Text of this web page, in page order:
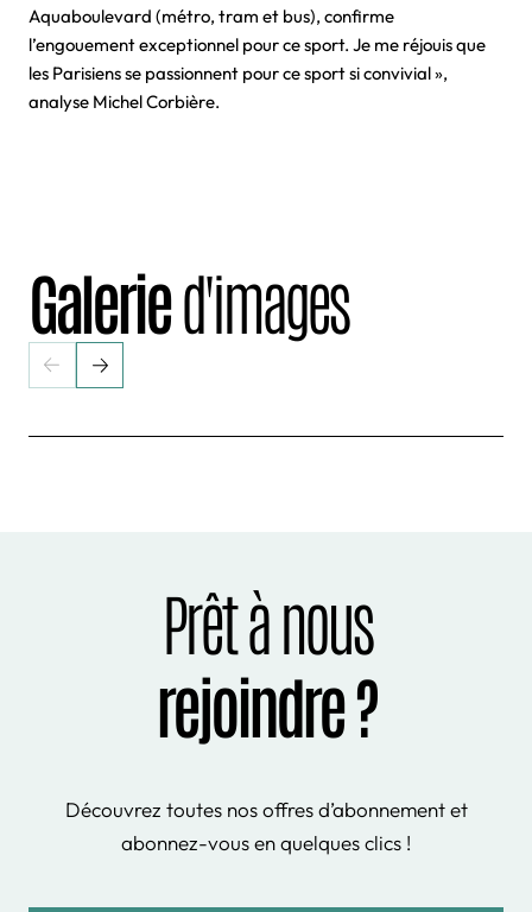
Aquaboulevard (métro, tram et bus), confirme
l’engouement exceptionnel pour ce sport. Je me réjouis que
les Parisiens se passionnent pour ce sport si convivial »,
analyse Michel Corbière.
Galeried'images
Prêt à nous
rejoindre ?
Découvrez toutes nos offres d’abonnement et
abonnez-vous en quelques clics !